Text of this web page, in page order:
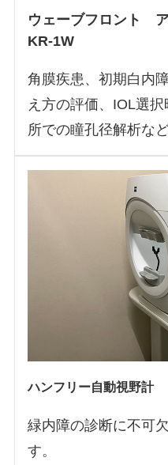
ウェーブフロント
KR-1W
角膜疾患、初期白内
え方の評価、IOL選
所での瞳孔径解析な
ハンフリー自動視野計
緑内障の診断に不可
す。